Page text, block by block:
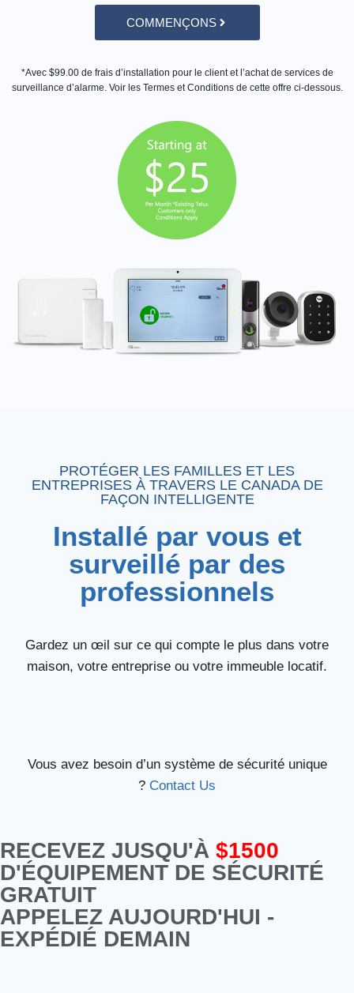
COMMENÇONS
*Avec $99.00 de frais d’installation pour le client et l’achat de services de
surveillance d’alarme. Voir les Termes et Conditions de cette offre ci-dessous.
PROTÉGER LES FAMILLES ET LES
ENTREPRISES À TRAVERS LE CANADA DE
FAÇON INTELLIGENTE
Installé par vous et
surveillé par des
professionnels
Gardez un œil sur ce qui compte le plus dans votre
maison, votre entreprise ou votre immeuble locatif.
Vous avez besoin d’un système de sécurité unique
? Contact Us
RECEVEZ JUSQU'À $1500
D'ÉQUIPEMENT DE SÉCURITÉ
GRATUIT
APPELEZ AUJOURD'HUI -
EXPÉDIÉ DEMAIN